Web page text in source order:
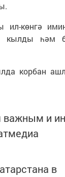
ил-көнгә
кылды һәм
корбан
важным и
в